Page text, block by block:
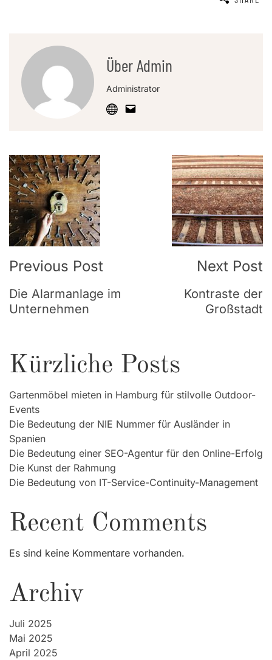
Über Admin
Administrator
Post
Navigation
Previous Post
Die Alarmanlage im
Unternehmen
Next Post
Kontraste der
Großstadt
Kürzliche Posts
Gartenmöbel mieten in Hamburg für stilvolle Outdoor-
Events
Die Bedeutung der NIE Nummer für Ausländer in
Spanien
Die Bedeutung einer SEO-Agentur für den Online-Erfolg
Die Kunst der Rahmung
Die Bedeutung von IT-Service-Continuity-Management
Recent Comments
Es sind keine Kommentare vorhanden.
Archiv
Juli 2025
Mai 2025
April 2025